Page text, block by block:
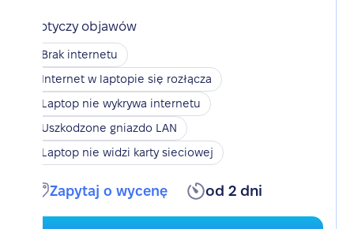
Dotyczy objawów
Brak internetu
Internet w laptopie się rozłącza
Laptop nie wykrywa internetu
Uszkodzone gniazdo LAN
Laptop nie widzi karty sieciowej
Zapytaj o wycenę od 2 dni